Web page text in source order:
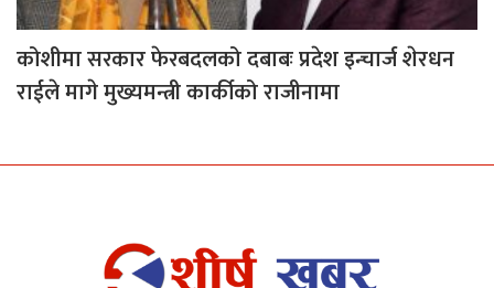
कोशीमा सरकार फेरबदलको दबाबः प्रदेश इन्चार्ज शेरधन
राईले मागे मुख्यमन्त्री कार्कीको राजीनामा